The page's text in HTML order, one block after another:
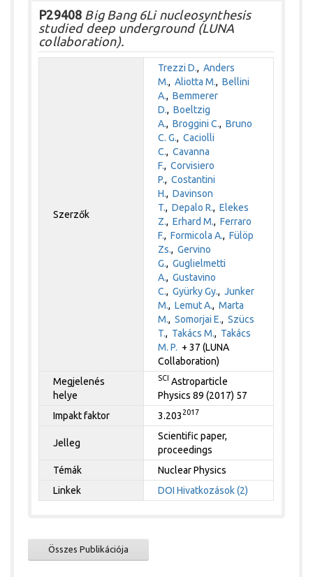
P29408 Big Bang 6Li nucleosynthesis
studied deep underground (LUNA
collaboration).
Szerzők
Trezzi D.,Anders
M.,Aliotta M.,Bellini
A.,Bemmerer
D.,Boeltzig
A.,Broggini C.,Bruno
C. G.,Caciolli
C.,Cavanna
F.,Corvisiero
P.,Costantini
H.,Davinson
T.,Depalo R.,Elekes
Z.,Erhard M.,Ferraro
F.,Formicola A.,Fülöp
Zs.,Gervino
G.,Guglielmetti
A.,Gustavino
C.,Gyürky Gy.,Junker
M.,Lemut A.,Marta
M.,Somorjai E.,Szücs
T., Takács M., Takács
M. P. + 37 (LUNA
Collaboration)
Megjelenés
helye
SCI Astroparticle
Physics 89 (2017) 57
Impakt faktor
3.203 2017
Jelleg
Scientific paper,
proceedings
Témák
Nuclear Physics
Linkek
DOI Hivatkozások (2)
Összes Publikációja